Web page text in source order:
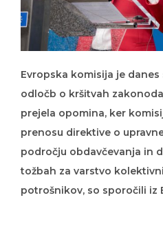
Evropska komisija je
odločb o kršitvah
prejela opomina, ker
prenosu direktive o
področju obdavčevanja in
tožbah za varstvo
potrošnikov, so sporočili iz